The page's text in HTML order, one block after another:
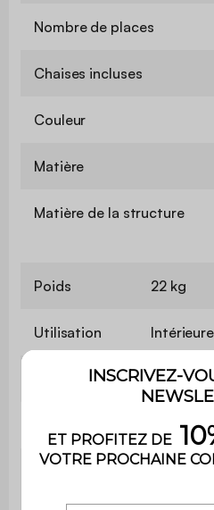
Nombre de places
Chaises incluses
Couleur
Matière
Matière de la structure
Poids 22 kg
Utilisation Intérieure
usage
2 ans
Le